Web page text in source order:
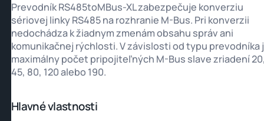
Prevodník RS485toMBus-XL zabezpečuje konverziu
sériovej linky RS485 na rozhranie M-Bus. Pri konverzii
nedochádza k žiadnym zmenám obsahu správ ani
komunikačnej rýchlosti. V závislosti od typu prevodníka
maximálny počet pripojiteľných M-Bus slave zriadení
45, 80, 120 alebo 190.
Hlavné vlastnosti